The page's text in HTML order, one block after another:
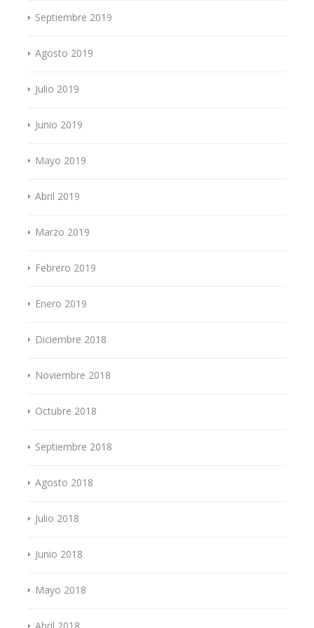
Septiembre 2019
Agosto 2019
Julio 2019
Junio 2019
Mayo 2019
Abril 2019
Marzo 2019
Febrero 2019
Enero 2019
Diciembre 2018
Noviembre 2018
Octubre 2018
Septiembre 2018
Agosto 2018
Julio 2018
Junio 2018
Mayo 2018